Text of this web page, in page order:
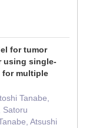
for tumor
using single-
for multiple
Tanabe,
Satoru
Atsushi